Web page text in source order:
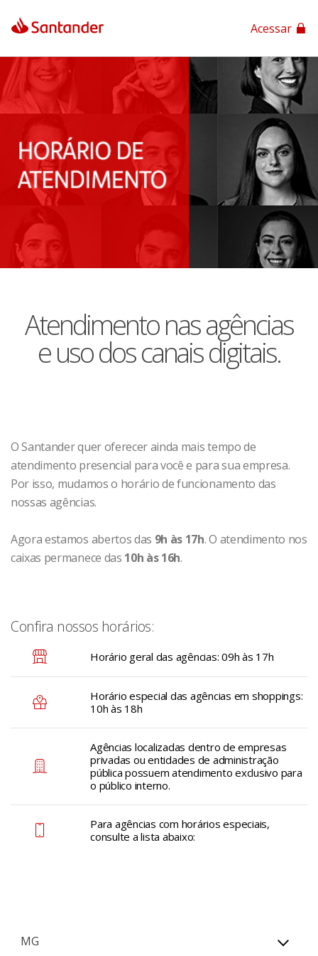
App Santander
App Santander Empresas
Acessar
Atendimento nas agências
e uso dos canais digitais.
O Santander quer oferecer ainda mais tempo de
atendimento presencial para você e para sua empresa.
Por isso, mudamos o horário de funcionamento das
nossas agências.
Agora estamos abertos das 9h às 17h. O atendimento nos
caixas permanece das 10h às 16h.
Confira nossos horários:
Horário geral das agências: 09h às 17h
Horário especial das agências em shoppings:
10h às 18h
Agências localizadas dentro de empresas
privadas ou entidades de administração
pública possuem atendimento exclusivo para
o público interno.
Para agências com horários especiais,
consulte a lista abaixo:
MG